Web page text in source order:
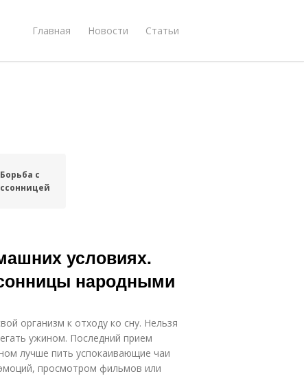
Главная Новости Статьи
Борьба с
условиях.
народными
организм к отходу ко сну. Нельзя
ужином. Последний прием
лучше пить успокаивающие чаи
просмотром фильмов или